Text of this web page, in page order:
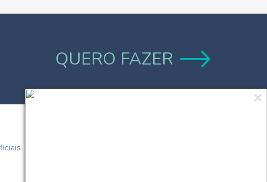
QUERO FAZER